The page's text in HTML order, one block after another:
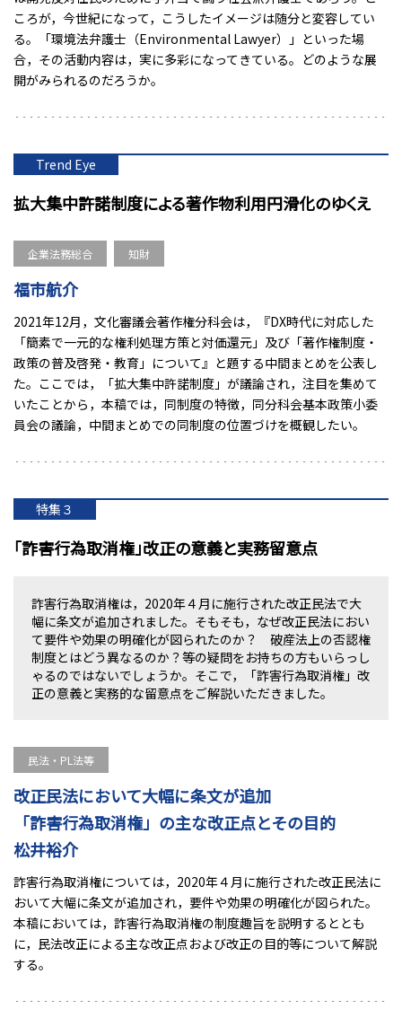
ころが，今世紀になって，こうしたイメージは随分と変容してい
る。「環境法弁護士（Environmental Lawyer）」といった場
合，その活動内容は，実に多彩になってきている。どのような展
開がみられるのだろうか。
Trend Eye
拡大集中許諾制度による著作物利用円滑化のゆくえ
企業法務総合 知財
福市航介
2021年12月，文化審議会著作権分科会は，『DX時代に対応した
「簡素で一元的な権利処理方策と対価還元」及び「著作権制度・
政策の普及啓発・教育」について』と題する中間まとめを公表し
た。ここでは，「拡大集中許諾制度」が議論され，注目を集めて
いたことから，本稿では，同制度の特徴，同分科会基本政策小委
員会の議論，中間まとめでの同制度の位置づけを概観したい。
特集３
「詐害行為取消権」改正の意義と実務留意点
詐害行為取消権は，2020年４月に施行された改正民法で大
幅に条文が追加されました。そもそも，なぜ改正民法におい
て要件や効果の明確化が図られたのか？ 破産法上の否認権
制度とはどう異なるのか？等の疑問をお持ちの方もいらっし
ゃるのではないでしょうか。そこで，「詐害行為取消権」改
正の意義と実務的な留意点をご解説いただきました。
民法・PL法等
改正民法において大幅に条文が追加
「詐害行為取消権」の主な改正点とその目的
松井裕介
詐害行為取消権については，2020年４月に施行された改正民法に
おいて大幅に条文が追加され，要件や効果の明確化が図られた。
本稿においては，詐害行為取消権の制度趣旨を説明するととも
に，民法改正による主な改正点および改正の目的等について解説
する。